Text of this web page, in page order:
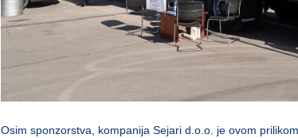
Osim sponzorstva, kompanija Sejari d.o.o. je ovom